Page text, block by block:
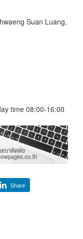
Suan Luang,
time 08:00-16:00
Share